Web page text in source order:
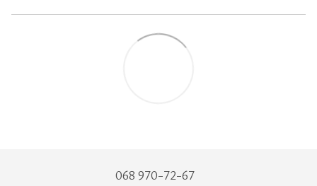
068 970-72-67